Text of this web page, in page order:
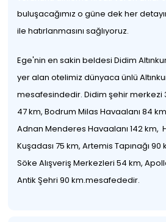
buluşacağımız o güne dek her
ile hatırlanmasını sağlıyoruz.
Ege'nin en sakin beldesi Didim
yer alan otelimiz dünyaca ünlü
mesafesindedir. Didim şehir merkezi
47 km, Bodrum Milas Havaalanı 84
Adnan Menderes Havaalanı 142 km,
Kuşadası 75 km, Artemis Tapınağı
Söke Alışveriş Merkezleri 54 km,
Antik Şehri 90 km.mesafededir.